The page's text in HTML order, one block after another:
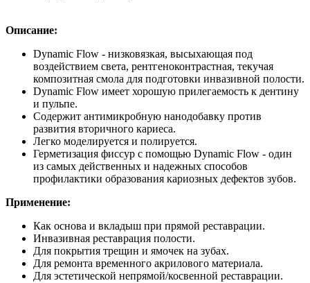
Описание:
Dynamic Flow - низковязкая, высыхающая под
воздействием света, рентгеноконтрастная, текучая
композитная смола для подготовки инвазивной полости.
Dynamic Flow имеет хорошую прилегаемость к дентину
и пульпе.
Содержит антимикробную нанодобавку против
развития вторичного кариеса.
Легко моделируется и полируется.
Герметизация фиссур с помощью Dynamic Flow - один
из самых действенных и надежных способов
профилактики образования кариозных дефектов зубов.
Применение:
Как основа и вкладыш при прямой реставрации.
Инвазивная реставрация полости.
Для покрытия трещин и ямочек на зубах.
Для ремонта временного акрилового материала.
Для эстетической непрямой/косвенной реставрации.